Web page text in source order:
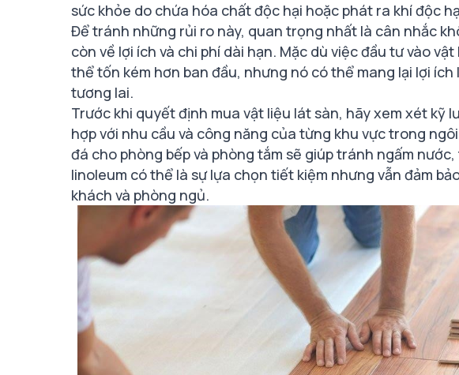
sức khỏe do chứa hóa chất độc hại hoặc phát ra khí độc
Để tránh những rủi ro này, quan trọng nhất là cân nhắc
còn về lợi ích và chi phí dài hạn. Mặc dù việc đầu tư vào
thể tốn kém hơn ban đầu, nhưng nó có thể mang lại lợi
tương lai.
Trước khi quyết định mua vật liệu lát sàn, hãy xem xét kỹ
hợp với nhu cầu và công năng của từng khu vực trong
đá cho phòng bếp và phòng tắm sẽ giúp tránh ngấm
linoleum có thể là sự lựa chọn tiết kiệm nhưng vẫn đảm
khách và phòng ngủ.